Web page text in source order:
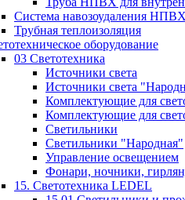
Система навозоудаления НПВХ
Трубная теплоизоляция
оборудование
03 Светотехника
Источники света
Источники света
Комплектующие для
Комплектующие для
Светильники
Светильники "Народная"
Управление освещением
Фонари, ночники,
15. Светотехника LEDEL